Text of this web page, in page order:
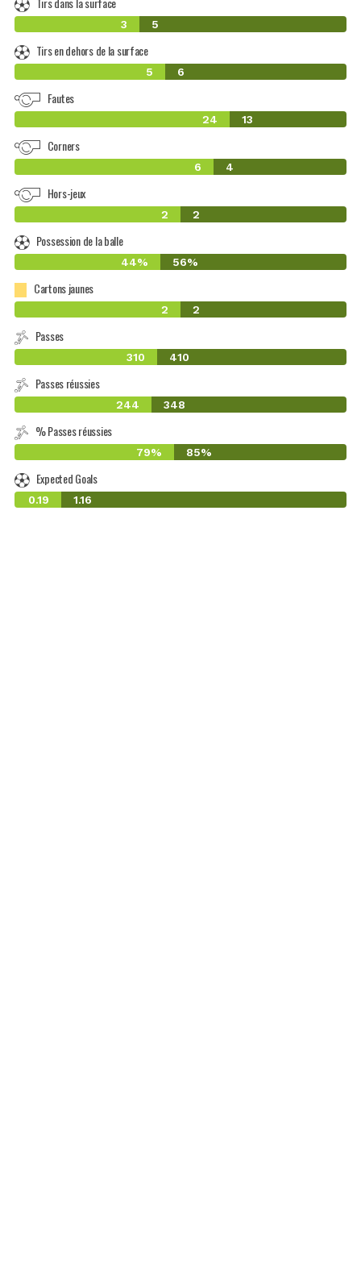
3 5
Tirs en dehors de la surface
5 6
Fautes
24 13
Corners
6 4
Hors-jeux
2 2
Possession de la balle
44% 56%
Cartons jaunes
2 2
Passes
310 410
Passes réussies
244 348
% Passes réussies
79% 85%
Expected Goals
0.19 1.16